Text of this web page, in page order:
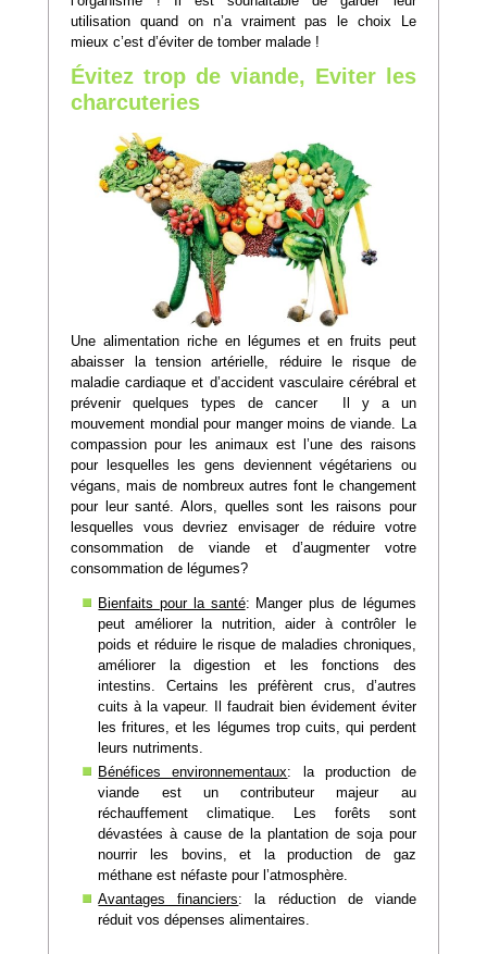
utilisation quand on n’a vraiment pas le choix Le
mieux c’est d’éviter de tomber malade !
Évitez trop de viande, Eviter les
charcuteries
Une alimentation riche en légumes et en fruits peut
abaisser la tension artérielle, réduire le risque de
maladie cardiaque et d’accident vasculaire cérébral et
prévenir quelques types de cancer
Il y a un
mouvement mondial pour manger moins de viande. La
compassion pour les animaux est l’une des raisons
pour lesquelles les gens deviennent végétariens ou
végans, mais de nombreux autres font le changement
pour leur santé. Alors, quelles sont les raisons pour
lesquelles vous devriez envisager de réduire votre
consommation de viande et d’augmenter votre
consommation de légumes?
Bienfaits pour la santé: Manger plus de légumes
peut améliorer la nutrition, aider à contrôler le
poids et réduire le risque de maladies chroniques,
améliorer la digestion et les fonctions des
intestins. Certains les préfèrent crus, d’autres
cuits à la vapeur. Il faudrait bien évidement éviter
les fritures, et les légumes trop cuits, qui perdent
leurs nutriments.
Bénéfices environnementaux: la production de
viande est un contributeur majeur au
réchauffement climatique. Les forêts sont
dévastées à cause de la plantation de soja pour
nourrir les bovins, et la production de gaz
méthane est néfaste pour l’atmosphère.
Avantages financiers: la réduction de viande
réduit vos dépenses alimentaires.